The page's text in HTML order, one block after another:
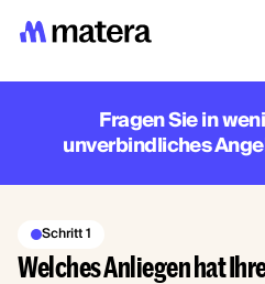
Fragen Sie in
unverbindliches
Schritt 1
Welches Anliegen hat